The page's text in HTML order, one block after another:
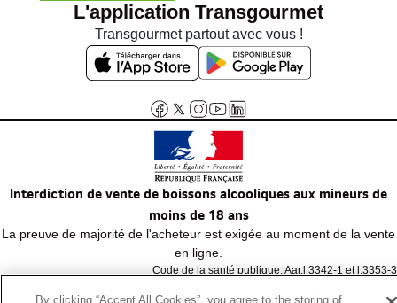
L'application Transgourmet
Transgourmet partout avec vous !
Interdiction de vente de boissons alcooliques aux mineurs de
moins de 18 ans
La preuve de majorité de l'acheteur est exigée au moment de la vente
en ligne.
Code de la santé publique, Aar.l.3342-1 et l.3353-3
By clicking “Accept All Cookies”, you agree to the storing of